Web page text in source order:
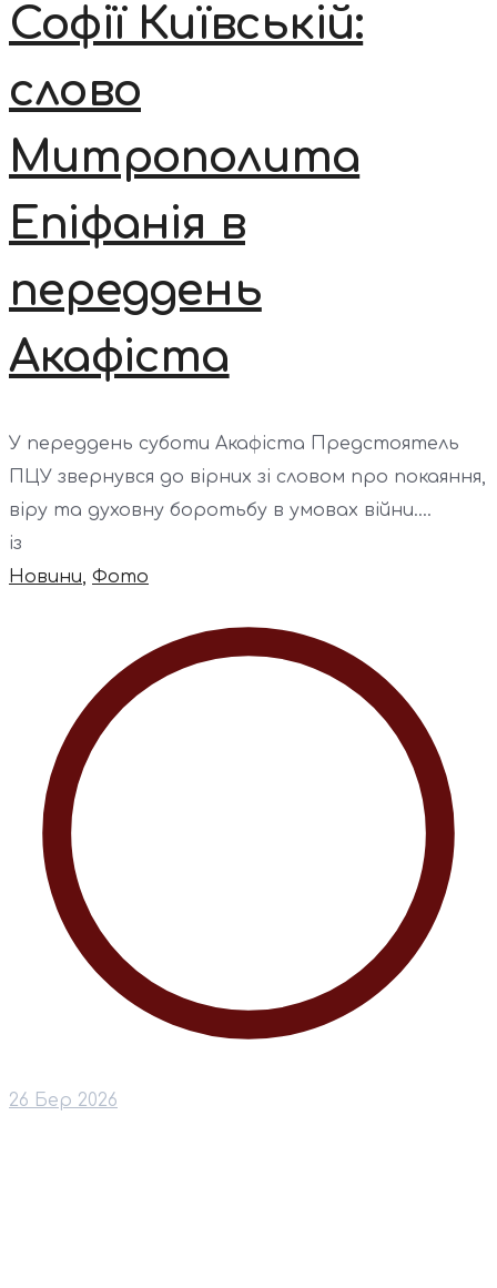
Софії Київській:
слово
Митрополита
Епіфанія в
переддень
Акафіста
У переддень суботи Акафіста Предстоятель
ПЦУ звернувся до вірних зі словом про покаяння,
віру та духовну боротьбу в умовах війни....
із
Новини, Фото
26 Бер 2026